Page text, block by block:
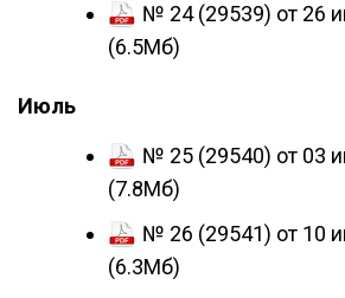
№ 24 (29539) от 26
(6.5Мб)
Июль
№ 25 (29540) от 03
(7.8Мб)
№ 26 (29541) от 10
(6.3Мб)